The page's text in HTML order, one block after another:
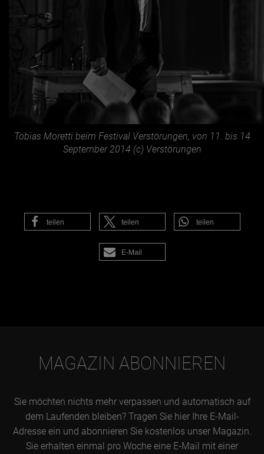
Tobias Moretti beim Festival Verstörungen, von 11. bis 14
September 2014 (c) Verstörungen
teilen teilen teilen
E-Mail
MAGAZIN ABONNIEREN
Sie möchten nichts mehr verpassen und automatisch auf
dem Laufenden bleiben? Tragen Sie hier Ihre E-Mail-
Adresse ein und abonnieren Sie kostenlos unser Magazin.
Sie erhalten einmal pro Woche eine E-Mail mit einer